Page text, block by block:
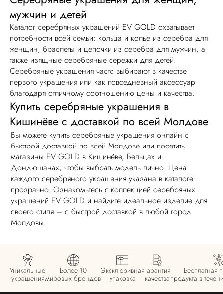
мужчин и детей
Каталог серебряных украшений EV GOLD охватывает
потребности всей семьи: кольца и колье из серебра для
женщин, браслеты и цепочки из серебра для мужчин, а
также изящные серебряные серёжки для детей.
Серебряные украшения часто выбирают в качестве
первого украшения или как повседневный аксессуар
благодаря отличному соотношению цены и качества.
Купить серебряные украшения в
Кишинёве с доставкой по всей Молдове
Вы можете купить серебряные украшения онлайн с
быстрой доставкой по всей Молдове или посетить
магазины EV GOLD в Кишинёве, Бельцах и
Дондюшанах, чтобы выбрать модель лично. Цена
каждого серебряного украшения указана в каталоге
прозрачно. Ознакомьтесь с коллекцией серебряных
украшений EV GOLD и найдите идеальное изделие для
своего стиля – с быстрой доставкой в любой город
Молдовы.
Уникальные
украшения
Более 10
мировых брендов
Эксклюзивная
упаковка
Гарантия
качества
Бесплатная
продукта в